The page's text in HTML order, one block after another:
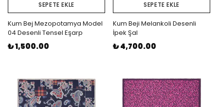
SEPETE EKLE
Kum Bej Mezopotamya Model
04 Desenli Tensel Eşarp
₺ 1,500.00
SEPETE EKLE
Kum Beji Melankoli Desenli
İpek Şal
₺ 4,700.00